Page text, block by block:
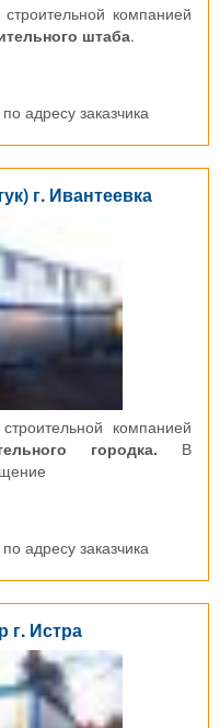
компанией
штаба.
адресу заказчика
г. Ивантеевка
компанией
городка. В
адресу заказчика
г. Истра